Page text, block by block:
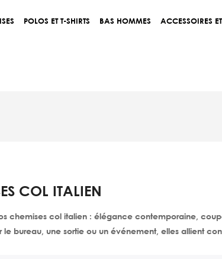
POLOS ET T-SHIRTS BAS HOMMES ACCESSOIRES
COL ITALIEN
chemises col italien : élégance contemporaine,
le bureau, une sortie ou un événement, elles allient